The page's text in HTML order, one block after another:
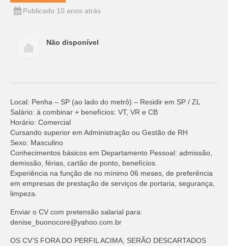
Publicado 10 anos atrás
Não disponível
Local: Penha – SP (ao lado do metrô) – Residir em SP / ZL
Salário: à combinar + benefìcios: VT, VR e CB
Horário: Comercial
Cursando superior em Administração ou Gestão de RH
Sexo: Masculino
Conhecimentos básicos em Departamento Pessoal: admissão,
demissão, férias, cartão de ponto, benefícios.
Experiência na função de no mínimo 06 meses, de preferência
em empresas de prestação de serviços de portaria, segurança,
limpeza.
Enviar o CV com pretensão salarial para:
denise_buonocore@yahoo.com.br
OS CV’S FORA DO PERFIL ACIMA, SERÃO DESCARTADOS